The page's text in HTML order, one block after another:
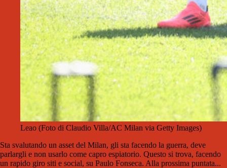
Leao (Foto di Claudio Villa/AC Milan via Getty Images)
Sta svalutando un asset del Milan, gli sta facendo la guerra, deve
parlargli e non usarlo come capro espiatorio. Questo si trova, facendo
un rapido giro siti e social, su Paulo Fonseca. Alla prossima puntata...